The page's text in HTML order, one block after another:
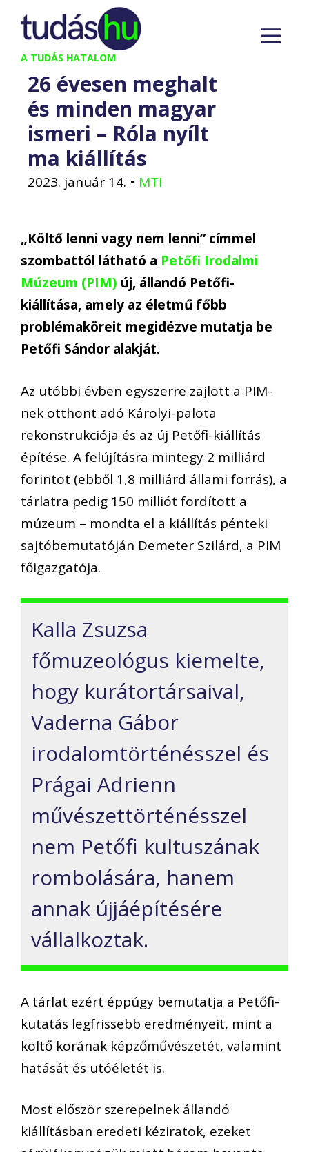
Kilépés
tartalomba
A TUDÁS HATALOM
26 évesen meghalt
és minden magyar
ismeri – Róla nyílt
ma kiállítás
2023. január 14. • MTI
„Költő lenni vagy nem lenni” címmel
szombattól látható a Petőfi Irodalmi
Múzeum (PIM) új, állandó Petőfi-
kiállítása, amely az életmű főbb
problémaköreit megidézve mutatja be
Petőfi Sándor alakját.
Az utóbbi évben egyszerre zajlott a PIM-
nek otthont adó Károlyi-palota
rekonstrukciója és az új Petőfi-kiállítás
építése. A felújításra mintegy 2 milliárd
forintot (ebből 1,8 milliárd állami forrás), a
tárlatra pedig 150 milliót fordított a
múzeum – mondta el a kiállítás pénteki
sajtóbemutatóján Demeter Szilárd, a PIM
főigazgatója.
Kalla Zsuzsa
főmuzeológus kiemelte,
hogy kurátortársaival,
Vaderna Gábor
irodalomtörténésszel és
Prágai Adrienn
művészettörténésszel
nem Petőfi kultuszának
rombolására, hanem
annak újjáépítésére
vállalkoztak.
A tárlat ezért éppúgy bemutatja a Petőfi-
kutatás legfrissebb eredményeit, mint a
költő korának képzőművészetét, valamint
hatását és utóéletét is.
Most először szerepelnek állandó
kiállításban eredeti kéziratok, ezeket